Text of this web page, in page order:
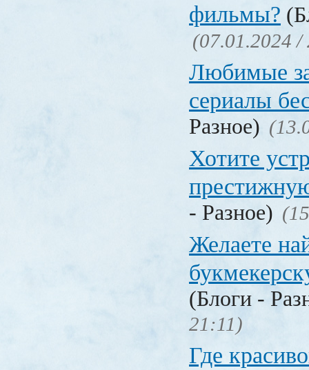
фильмы?
(07.01.2024 /
Любимые
сериалы
Разное)
Хотите
- Разное)
Желаете
(Блоги -
21:11)
Где